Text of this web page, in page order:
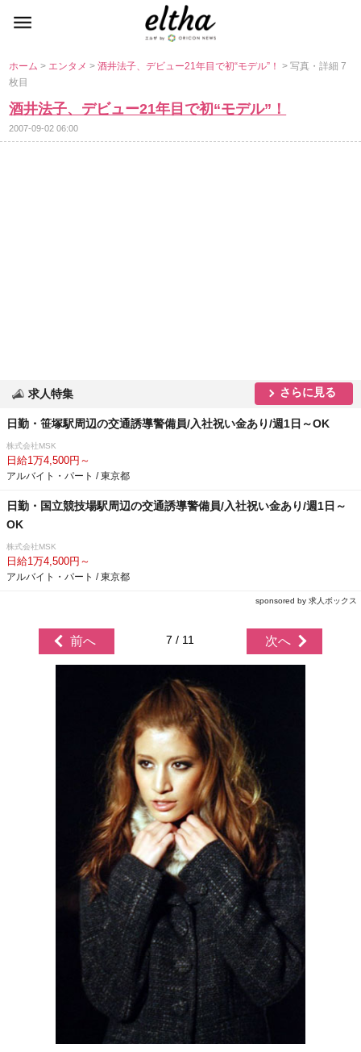
ホーム> エンタメ>酒井法子、デビュー21年目で初“モデル”！> 写真・詳細 7
枚目
酒井法子、デビュー21年目で初“モデル”！
2007-09-02 06:00
求人特集 さらに見る
日勤・笹塚駅周辺の交通誘導警備員/入社祝い金あり/週1日～OK
株式会社MSK
日給1万4,500円～
アルバイト・パート / 東京都
日勤・国立競技場駅周辺の交通誘導警備員/入社祝い金あり/週1日～
OK
株式会社MSK
日給1万4,500円～
アルバイト・パート / 東京都
sponsored by 求人ボックス
前へ 7 / 11 次へ